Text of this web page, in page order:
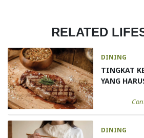
RELATED
DINING
TINGKAT
YANG
DINING